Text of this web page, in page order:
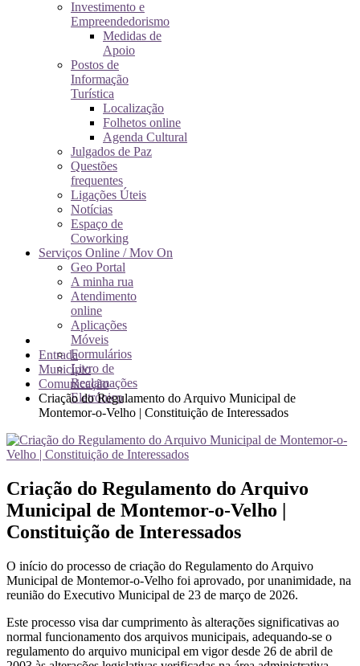
Investimento e
Empreendedorismo
Medidas de
Apoio
Postos de
Informação
Turística
Localização
Folhetos online
Agenda Cultural
Julgados de Paz
Questões
frequentes
Ligações Úteis
Notícias
Espaço de
Coworking
Serviços Online / Mov On
Geo Portal
A minha rua
Atendimento
online
Aplicações
Móveis
Formulários
Livro de
Reclamações
Eletrónico
Entrada
Município
Comunicação
Criação do Regulamento do Arquivo Municipal de
Montemor-o-Velho | Constituição de Interessados
Criação do Regulamento do Arquivo
Municipal de Montemor-o-Velho |
Constituição de Interessados
O início do processo de criação do Regulamento do Arquivo
Municipal de Montemor-o-Velho foi aprovado, por unanimidade, na
reunião do Executivo Municipal de 23 de março de 2026.
Este processo visa dar cumprimento às alterações significativas ao
normal funcionamento dos arquivos municipais, adequando-se o
regulamento do arquivo municipal em vigor desde 26 de abril de